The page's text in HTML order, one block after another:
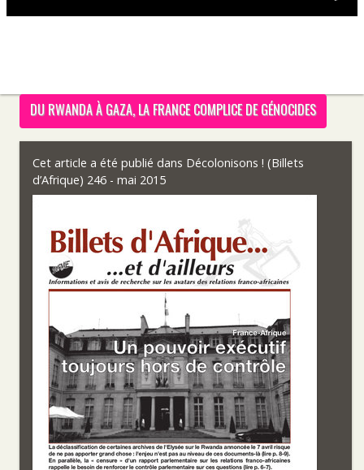
DU RWANDA À GAZA, LA FRANCE COMPLICE DE GÉNOCIDES
Cet article a été publié dans Décolonisons ! (Billets
d’Afrique) 246 - mai 2015